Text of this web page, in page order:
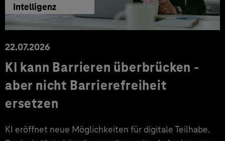
Intelligenz
22.07.2026
KI kann Barrieren überbrücken -
aber nicht Barrierefreiheit
ersetzen
KI eröffnet neue Möglichkeiten für digitale Teilhabe.